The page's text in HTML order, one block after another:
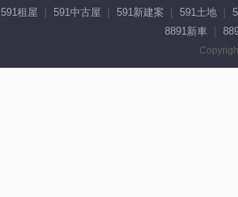
591租屋 591中古屋 591新建案 591土地
8891新車